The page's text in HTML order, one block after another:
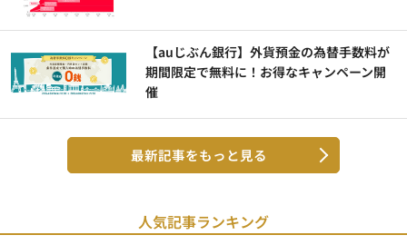
【auじぶん銀行】外貨預金の為替手数料が
期間限定で無料に！お得なキャンペーン開
催
最新記事をもっと見る
人気記事ランキング